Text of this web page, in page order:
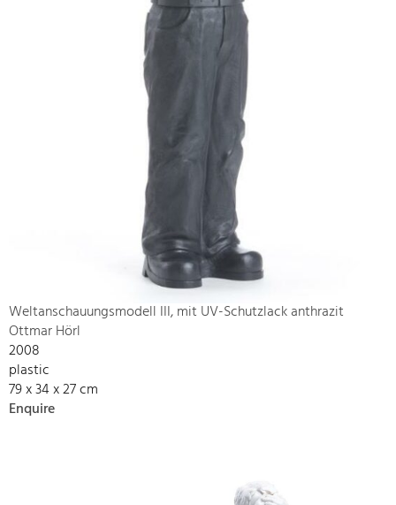
Weltanschauungsmodell III, mit UV-Schutzlack anthrazit
Ottmar Hörl
2008
plastic
79 x 34 x 27 cm
Enquire